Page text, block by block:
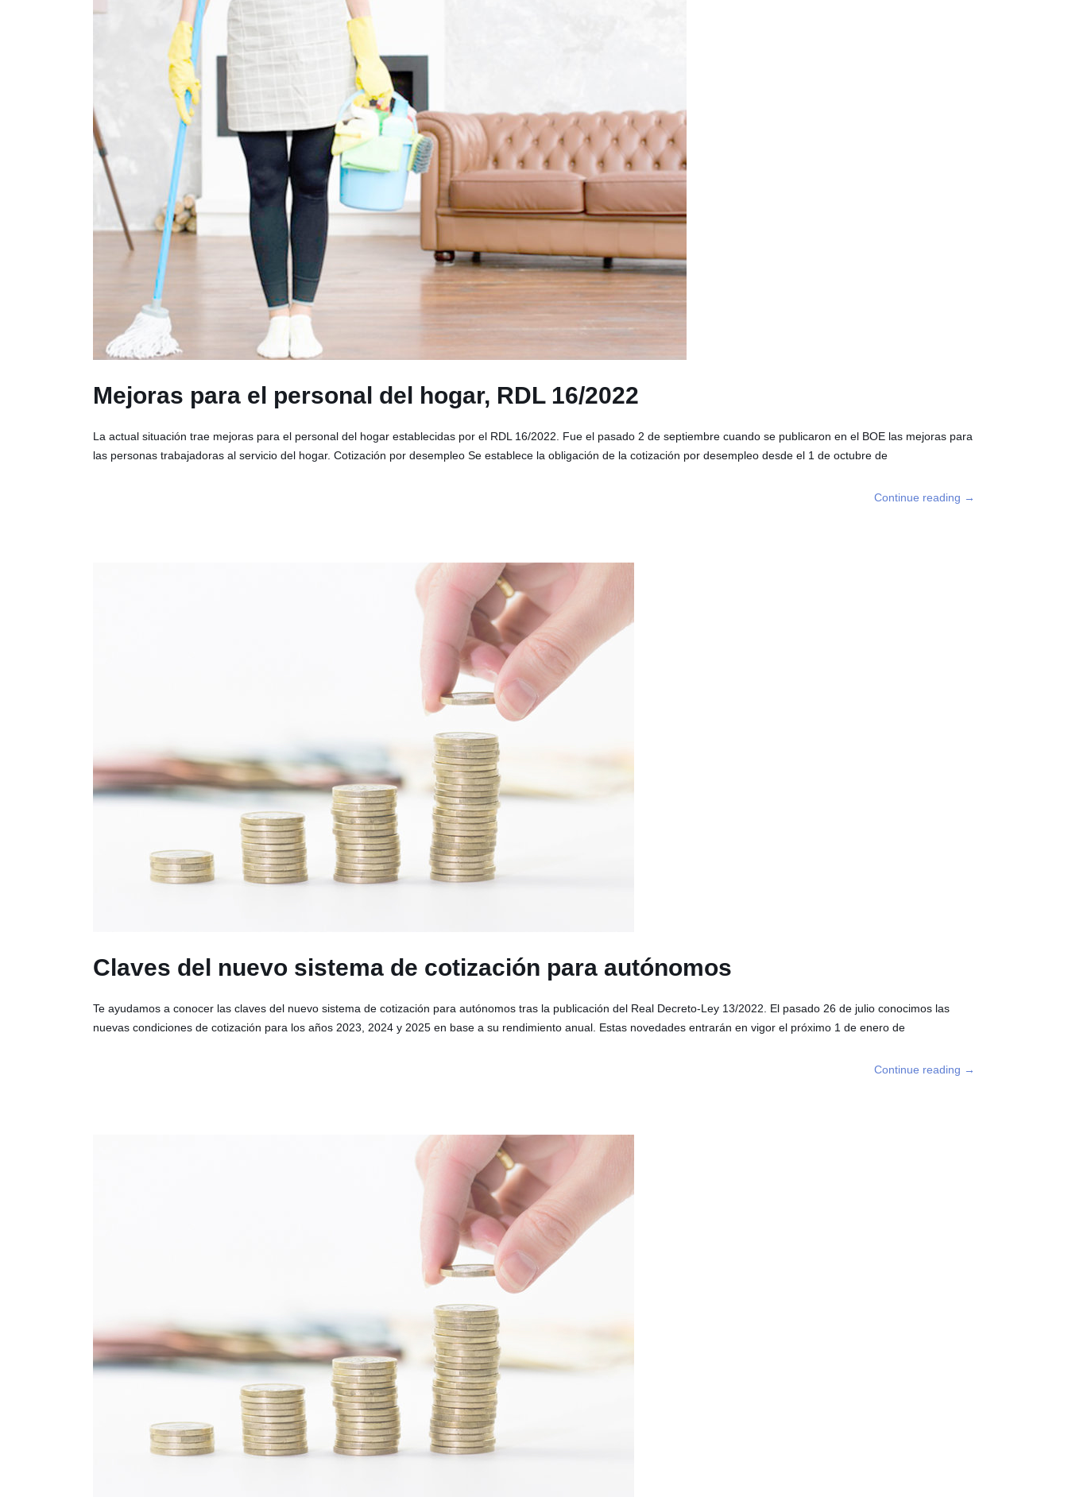
Mejoras para el personal del hogar, RDL 16/2022
La actual situación trae mejoras para el personal del hogar establecidas por el RDL 16/2022. Fue el pasado 2 de septiembre cuando se publicaron en el BOE las mejoras para
las personas trabajadoras al servicio del hogar. Cotización por desempleo Se establece la obligación de la cotización por desempleo desde el 1 de octubre de
Continue reading →
Claves del nuevo sistema de cotización para autónomos
Te ayudamos a conocer las claves del nuevo sistema de cotización para autónomos tras la publicación del Real Decreto-Ley 13/2022. El pasado 26 de julio conocimos las
nuevas condiciones de cotización para los años 2023, 2024 y 2025 en base a su rendimiento anual. Estas novedades entrarán en vigor el próximo 1 de enero de
Continue reading →